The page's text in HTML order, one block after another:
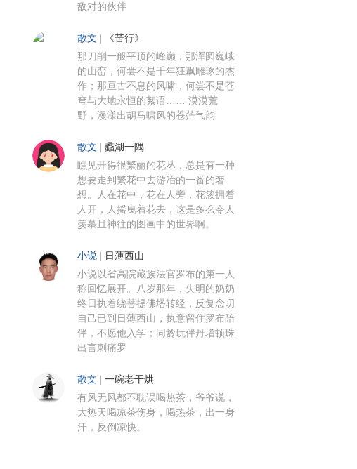
敌对的伙伴
散文 《苦行》
那刀削一般平顶的峰巅，那浑圆巍峨
的山峦，何尝不是千年狂飙雕琢的杰
作；那亘古不息的风啸，何尝不是苍
穹与大地永恒的絮语…… 漠漠荒
野，漫漾出胡马啸风的苍茫气韵
散文 蠡湖一隅
瞧见开得很繁丽的花丛，总是有一种
想要走到繁花中去游冶的一番的奢
想。人在花中，花在人旁，花簇拥着
人开，人摇曳着花去，这是多么令人
羡慕且神往的图画中的世界啊。
小说 日薄西山
小说以省高院藏族法官罗布的第一人
称回忆展开。八岁那年，失明的奶奶
终日执着绕菩提佛塔转经，反复念叨
自己已到日薄西山，执意留住罗布陪
伴，不愿他入学；同龄玩伴丹增顿珠
出言刺痛罗
散文 一碗老干烘
有风无风都不耽误喝热茶，爷爷说，
大热天喝凉茶伤身，喝热茶，出一身
汗，反倒凉快。